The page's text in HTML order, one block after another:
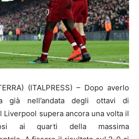
(ITALPRESS) – Dopo averlo
già nell’andata degli ottavi di
Liverpool supera ancora una volta il
ai quarti della massima